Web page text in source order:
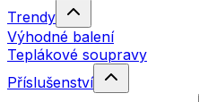
Trendy
Výhodné balení
Teplákové soupravy
Příslušenství